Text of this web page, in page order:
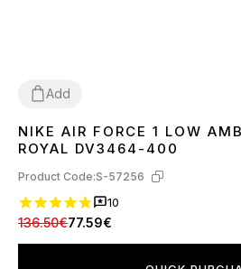
Add
3738 40 41 42434445
NIKE AIR FORCE 1 LOW
ROYAL DV3464-400
Product Code:S-57256
10
136.50€77.59€